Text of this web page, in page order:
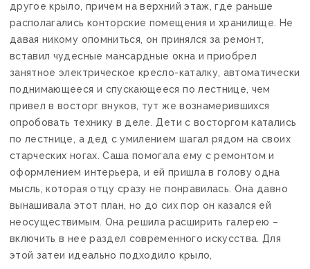
другое крыло, причем на верхний этаж, где раньше
располагались конторские помещения и хранилище. Не
давая никому опомниться, он принялся за ремонт,
вставил чудесные мансардные окна и приобрел
занятное электрическое кресло-каталку, автоматически
поднимающееся и спускающееся по лестнице, чем
привел в восторг внуков, тут же вознамерившихся
опробовать технику в деле. Дети с восторгом катались
по лестнице, а дед с умилением шагал рядом на своих
старческих ногах. Саша помогала ему с ремонтом и
оформлением интерьера, и ей пришла в голову одна
мысль, которая отцу сразу не понравилась. Она давно
вынашивала этот план, но до сих пор он казался ей
неосуществимым. Она решила расширить галерею –
включить в нее раздел современного искусства. Для
этой затеи идеально подходило крыло,